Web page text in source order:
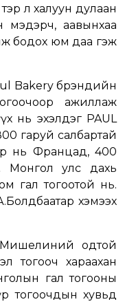
л халуун дулаан
мэдэрч, аавынхаа
бодох юм даа гэж
Bakery брэндийн
ажиллаж
нь эхэлдэг PAUL
гаруй салбартай
нь Францад, 400
улс дахь
гал тогоотой нь.
хэмээх
одтой
тогооч хараахан
гал тогооны
тогоочдын хувьд